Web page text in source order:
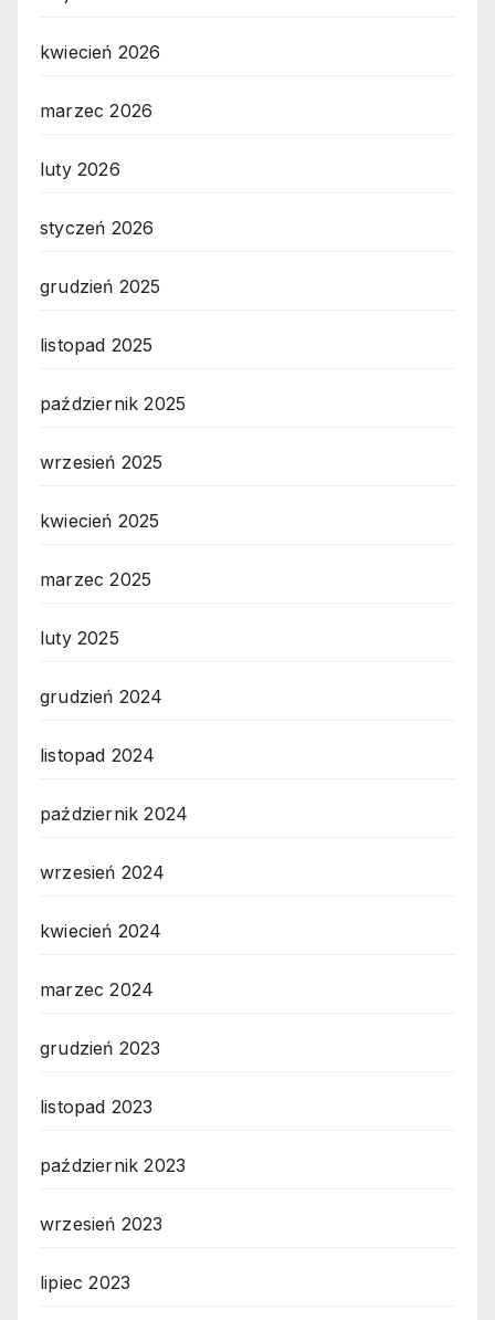
kwiecień 2026
marzec 2026
luty 2026
styczeń 2026
grudzień 2025
listopad 2025
październik 2025
wrzesień 2025
kwiecień 2025
marzec 2025
luty 2025
grudzień 2024
listopad 2024
październik 2024
wrzesień 2024
kwiecień 2024
marzec 2024
grudzień 2023
listopad 2023
październik 2023
wrzesień 2023
lipiec 2023